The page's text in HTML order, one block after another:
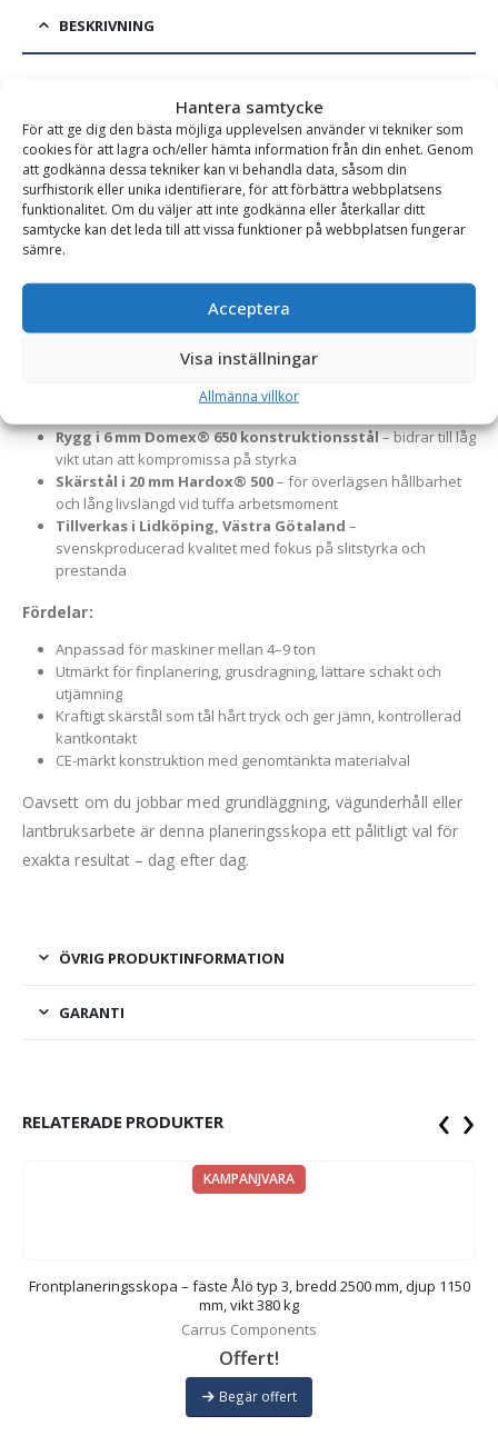
Hantera samtycke
För att ge dig den bästa möjliga upplevelsen använder vi tekniker som
cookies för att lagra och/eller hämta information från din enhet. Genom
att godkänna dessa tekniker kan vi behandla data, såsom din
surfhistorik eller unika identifierare, för att förbättra webbplatsens
funktionalitet. Om du väljer att inte godkänna eller återkallar ditt
samtycke kan det leda till att vissa funktioner på webbplatsen fungerar
sämre.
Acceptera
Visa inställningar
Allmänna villkor
BESKRIVNING
Frontplaneringsskopa PLG – fäste Euro, bredd 2000 mm,
djup 1150 mm, vikt 360 kg, för maskinvikt 4-9 ton
Frontplaneringsskopa för traktor och hjullastare – för
exakt markutjämning.En robust och högpresterande
frontplaneringsskopa för traktorer, hjullastare och
kompaktlastare i viktklassen 4–9 ton. Skopan är framtagen för
noggrann finplanering, markjustering och materialfördelning –
ett oumbärligt redskap inom både entreprenad och lantbruk.
Material och konstruktion:
Botten och gavlar i 12 mm Hardox® 400
Rygg i 6 mm Domex® 650 konstruktionsstål– bidrar till låg
vikt utan att kompromissa på styrka
Skärstål i 20 mm Hardox® 500– för överlägsen hållbarhet
och lång livslängd vid tuffa arbetsmoment
Tillverkas i Lidköping, Västra Götaland –
svenskproducerad kvalitet med fokus på slitstyrka och
prestanda
Fördelar:
Anpassad för maskiner mellan 4–9 ton
Utmärkt för finplanering, grusdragning, lättare schakt och
utjämning
Kraftigt skärstål som tål hårt tryck och ger jämn, kontrollerad
kantkontakt
CE-märkt konstruktion med genomtänkta materialval
Oavsett om du jobbar med grundläggning, vägunderhåll eller
lantbruksarbete är denna planeringsskopa ett pålitligt val för
exakta resultat – dag efter dag.
ÖVRIG PRODUKTINFORMATION
GARANTI
RELATERADE PRODUKTER
KAMPANJVARA
Frontplaneringsskopa – fäste Ålö typ 3, bredd 2500 mm, djup 1150
mm, vikt 380 kg
Carrus Components
Offert!
Begär offert
‹ ›